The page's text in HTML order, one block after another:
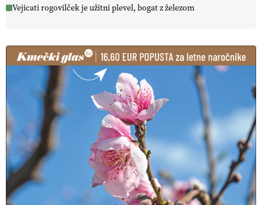
Vejicati rogovilček je užitni plevel, bogat z železom